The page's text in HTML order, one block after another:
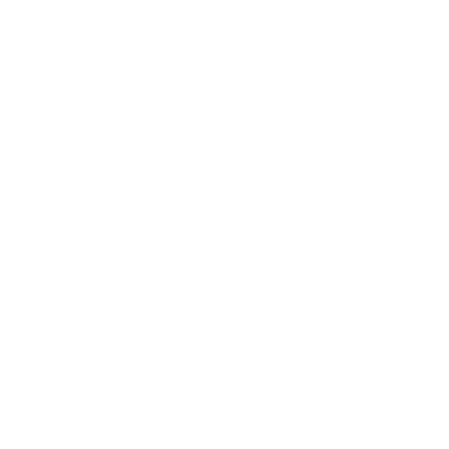
für unsere körperliche, geistige und emotionale Gesundheit. Häufig wird einer ausreichenden und erholsamen Schlafenszeit jedoch